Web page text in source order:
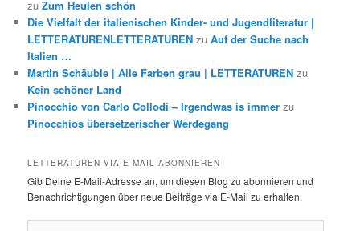
zuZum Heulen schön
Die Vielfalt der italienischen Kinder- und Jugendliteratur |
LETTERATURENLETTERATUREN zuAuf der Suche nach
Italien …
Martin Schäuble | Alle Farben grau | LETTERATUREN zu
Kein schöner Land
Pinocchio von Carlo Collodi – Irgendwas is immer zu
Pinocchios übersetzerischer Werdegang
LETTERATUREN VIA E-MAIL ABONNIEREN
Gib Deine E-Mail-Adresse an, um diesen Blog zu abonnieren und
Benachrichtigungen über neue Beiträge via E-Mail zu erhalten.